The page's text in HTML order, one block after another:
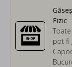
Fizic
pot fi